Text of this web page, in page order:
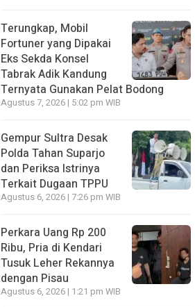
Terungkap, Mobil
Fortuner yang Dipakai
Eks Sekda Konsel
Tabrak Adik Kandung
Ternyata Gunakan Pelat Bodong
Agustus 7, 2026 | 5:02 pm WIB
Gempur Sultra Desak
Polda Tahan Suparjo
dan Periksa Istrinya
Terkait Dugaan TPPU
Agustus 6, 2026 | 7:26 pm WIB
Perkara Uang Rp 200
Ribu, Pria di Kendari
Tusuk Leher Rekannya
dengan Pisau
Agustus 6, 2026 | 1:21 pm WIB